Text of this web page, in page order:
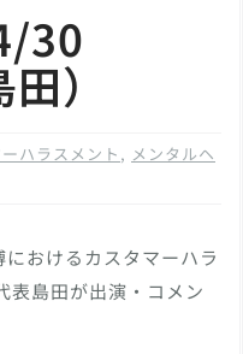
30
）
ハラスメント , メンタルヘ
おけるカスタマーハラ
表島田が出演・コメン